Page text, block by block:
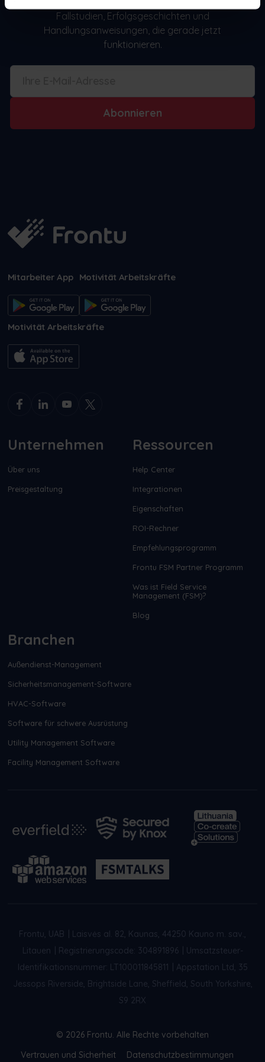
Fallstudien, Erfolgsgeschichten und
Handlungsanweisungen, die gerade jetzt
funktionieren.
Abonnieren
Mitarbeiter App Motivität Arbeitskräfte
Motivität Arbeitskräfte
Unternehmen
Über uns
Preisgestaltung
Ressourcen
Help Center
Integrationen
Eigenschaften
ROI-Rechner
Empfehlungsprogramm
Frontu FSM Partner Programm
Was ist Field Service
Management (FSM)?
Blog
Branchen
Außendienst-Management
Sicherheitsmanagement-Software
HVAC-Software
Software für schwere Ausrüstung
Utility Management Software
Facility Management Software
Frontu, UAB
Laisvės al. 82, Kaunas, 44250 Kauno m. sav.,
Litauen
Registrierungscode: 304891896
Umsatzsteuer-
Identifikationsnummer: LT100011845811
Appstation Ltd, 35
Jessops Riverside, Brightside Lane, Sheffield, South Yorkshire,
S9 2RX
© 2026 Frontu. Alle Rechte vorbehalten
Vertrauen und Sicherheit
Datenschutzbestimmungen